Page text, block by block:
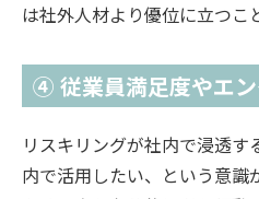
は社外人材より優位に立つこ
④ 従業員満足度やエ
リスキリングが社内で浸透す
内で活用したい、という意識